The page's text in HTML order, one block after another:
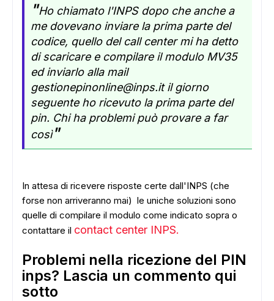
"Ho chiamato l'INPS dopo che anche a
me dovevano inviare la prima parte del
codice, quello del call center mi ha detto
di scaricare e compilare il modulo MV35
ed inviarlo alla mail
gestionepinonline@inps.it il giorno
seguente ho ricevuto la prima parte del
pin. Chi ha problemi può provare a far
così"
In attesa di ricevere risposte certe dall'INPS (che
forse non arriveranno mai) le uniche soluzioni sono
quelle di compilare il modulo come indicato sopra o
contattare il contact center INPS.
Problemi nella ricezione del PIN
inps? Lascia un commento qui
sotto